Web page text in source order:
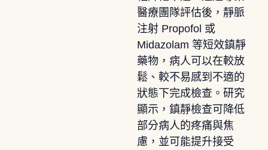
醫療團隊評估後，靜脈
注射 Propofol 或
Midazolam 等短效鎮靜
藥物，病人可以在較放
鬆、較不易感到不適的
狀態下完成檢查。研究
顯示，鎮靜檢查可降低
部分病人的疼痛與焦
慮，並可能提升接受